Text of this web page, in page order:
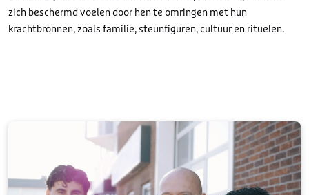
zich beschermd voelen door hen te omringen met hun
krachtbronnen, zoals familie, steunfiguren, cultuur en rituelen.